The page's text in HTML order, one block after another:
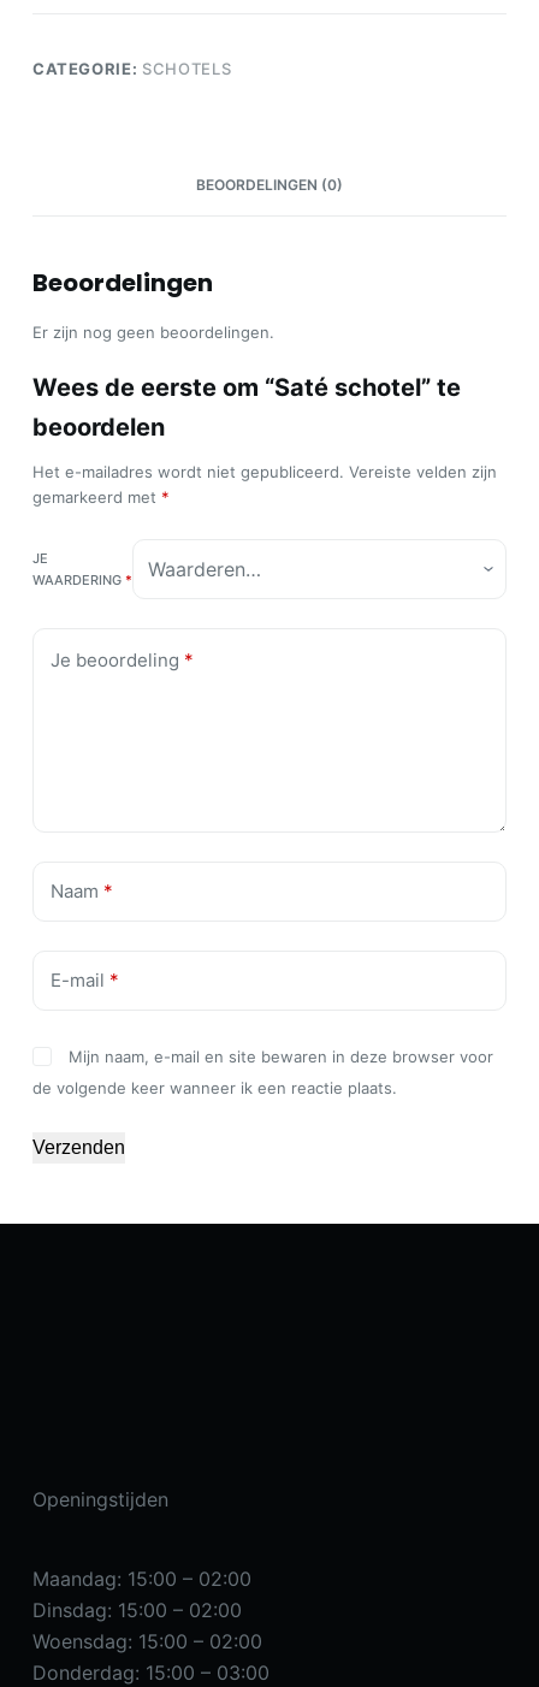
CATEGORIE: SCHOTELS
BEOORDELINGEN (0)
Beoordelingen
Er zijn nog geen beoordelingen.
Wees de eerste om “Saté schotel” te
beoordelen
Het e-mailadres wordt niet gepubliceerd. Vereiste velden zijn
gemarkeerd met *
JE
WAARDERING *
Je beoordeling *
Naam *
E-mail *
Mijn naam, e-mail en site bewaren in deze browser voor
de volgende keer wanneer ik een reactie plaats.
Verzenden
Openingstijden
Maandag: 15:00 – 02:00
Dinsdag: 15:00 – 02:00
Woensdag: 15:00 – 02:00
Donderdag: 15:00 – 03:00